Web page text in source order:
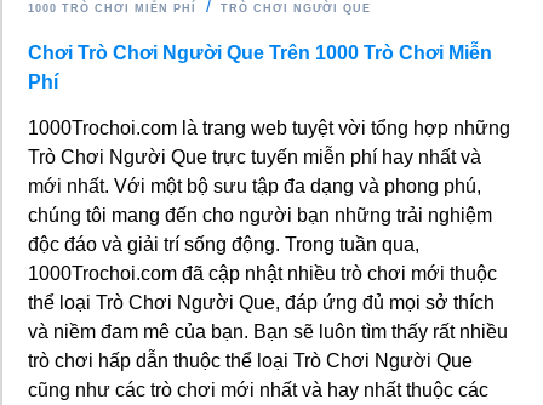
1000 TRÒ CHƠI MIỄN PHÍ TRÒ CHƠI NGƯỜI QUE
Chơi Trò Chơi Người Que Trên 1000 Trò Chơi Miễn
Phí
1000Trochoi.com là trang web tuyệt vời tổng hợp những
Trò Chơi Người Que trực tuyến miễn phí hay nhất và
mới nhất. Với một bộ sưu tập đa dạng và phong phú,
chúng tôi mang đến cho người bạn những trải nghiệm
độc đáo và giải trí sống động. Trong tuần qua,
1000Trochoi.com đã cập nhật nhiều trò chơi mới thuộc
thể loại Trò Chơi Người Que, đáp ứng đủ mọi sở thích
và niềm đam mê của bạn. Bạn sẽ luôn tìm thấy rất nhiều
trò chơi hấp dẫn thuộc thể loại Trò Chơi Người Que
cũng như các trò chơi mới nhất và hay nhất thuộc các